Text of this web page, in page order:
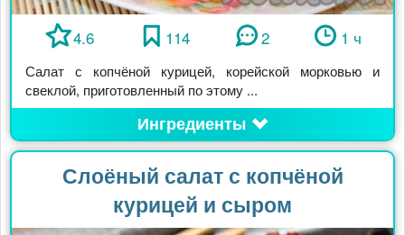
4.6 114 2 1 ч
Салат с копчёной курицей, корейской морковью и
свеклой, приготовленный по этому ...
Ингредиенты
Слоёный салат с копчёной
курицей и сыром